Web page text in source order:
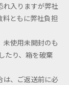
れ入りますが弊社
料ともに弊社負担
未使用未開封のも
たり、箱を破棄
は、ご返送前に必